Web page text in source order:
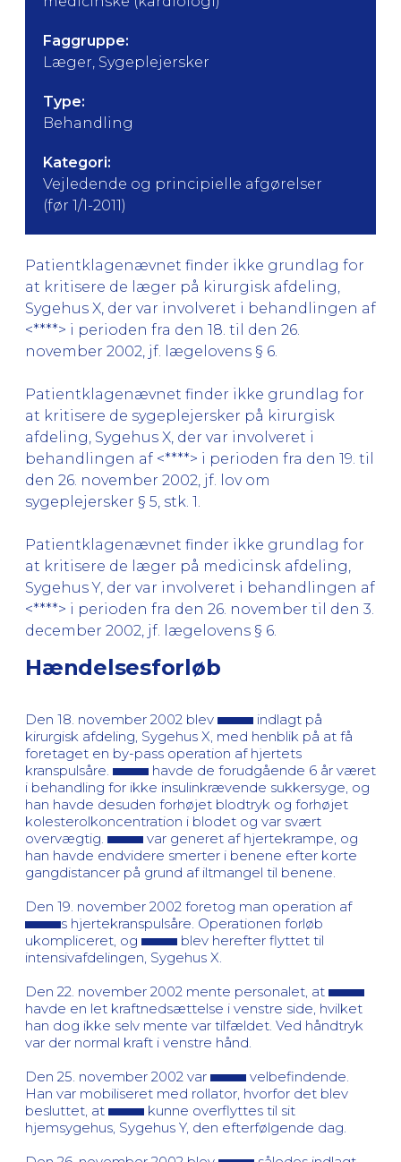
Faggruppe:
Læger, Sygeplejersker
Type:
Behandling
Kategori:
Vejledende og principielle afgørelser
(før 1/1-2011)
Patientklagenævnet finder ikke grundlag for
at kritisere de læger på kirurgisk afdeling,
Sygehus X, der var involveret i behandlingen af
<****> i perioden fra den 18. til den 26.
november 2002, jf. lægelovens § 6.
Patientklagenævnet finder ikke grundlag for
at kritisere de sygeplejersker på kirurgisk
afdeling, Sygehus X, der var involveret i
behandlingen af <****> i perioden fra den 19. til
den 26. november 2002, jf. lov om
sygeplejersker § 5, stk. 1.
Patientklagenævnet finder ikke grundlag for
at kritisere de læger på medicinsk afdeling,
Sygehus Y, der var involveret i behandlingen af
<****> i perioden fra den 26. november til den 3.
december 2002, jf. lægelovens § 6.
Hændelsesforløb
Den 18. november 2002 blev
indlagt på
kirurgisk afdeling, Sygehus X, med henblik på at få
foretaget en by-pass operation af hjertets
kranspulsåre.
havde de forudgående 6 år været
i behandling for ikke insulinkrævende sukkersyge, og
han havde desuden forhøjet blodtryk og forhøjet
kolesterolkoncentration i blodet og var svært
overvægtig.
var generet af hjertekrampe, og
han havde endvidere smerter i benene efter korte
gangdistancer på grund af iltmangel til benene.
Den 19. november 2002 foretog man operation af
s hjertekranspulsåre. Operationen forløb
ukompliceret, og
blev herefter flyttet til
intensivafdelingen, Sygehus X.
Den 22. november 2002 mente personalet, at
havde en let kraftnedsættelse i venstre side, hvilket
han dog ikke selv mente var tilfældet. Ved håndtryk
var der normal kraft i venstre hånd.
Den 25. november 2002 var
velbefindende.
Han var mobiliseret med rollator, hvorfor det blev
besluttet, at
kunne overflyttes til sit
hjemsygehus, Sygehus Y, den efterfølgende dag.